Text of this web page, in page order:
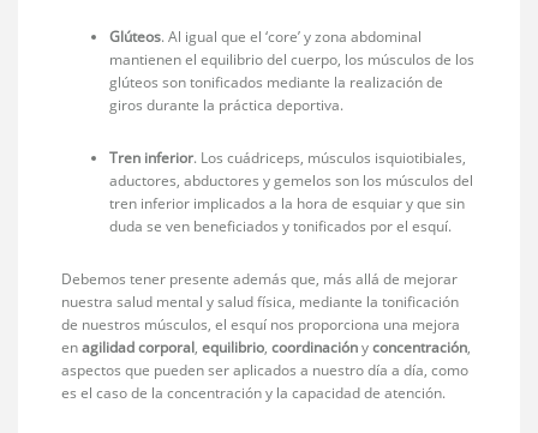
Glúteos. Al igual que el ‘core’ y zona abdominal
mantienen el equilibrio del cuerpo, los músculos de los
glúteos son tonificados mediante la realización de
giros durante la práctica deportiva.
Tren inferior. Los cuádriceps, músculos isquiotibiales,
aductores, abductores y gemelos son los músculos del
tren inferior implicados a la hora de esquiar y que sin
duda se ven beneficiados y tonificados por el esquí.
Debemos tener presente además que, más allá de mejorar
nuestra salud mental y salud física, mediante la tonificación
de nuestros músculos, el esquí nos proporciona una mejora
enagilidad corporal,equilibrio,coordinaciónyconcentración,
aspectos que pueden ser aplicados a nuestro día a día, como
es el caso de la concentración y la capacidad de atención.